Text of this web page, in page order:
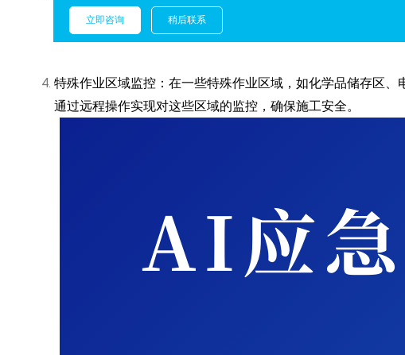
作功能，管理人员可以随时查看夜间施工现场情况，确保施工
特殊作业区域监控：在一些特殊作业区域，如化学品储存区
通过远程操作实现对这些区域的监控，确保施工安全。
立即咨询 稍后联系